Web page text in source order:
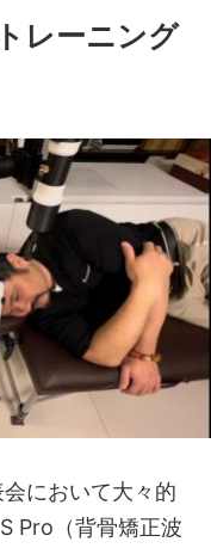
レーニング
において大々的
Pro（背骨矯正波